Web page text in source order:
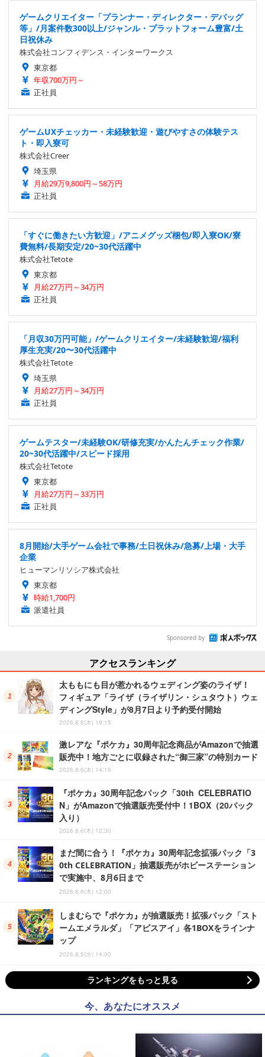
ゲームクリエイター「プランナー・ディレクター・デバッグ
等」/月案件数300以上/ジャンル・プラットフォーム豊富/土
日祝休み
株式会社コンフィデンス・インターワークス
東京都
年収700万円～
正社員
ゲームUXチェッカー・未経験歓迎・遊びやすさの体験テス
ト・即入寮可
株式会社Creer
埼玉県
月給29万9,800円～58万円
正社員
「すぐに働きたい方歓迎」/アニメグッズ梱包/即入寮OK/寮
費無料/長期安定/20~30代活躍中
株式会社Tetote
東京都
月給27万円～34万円
正社員
「月収30万円可能」/ゲームクリエイター/未経験歓迎/福利
厚生充実/20〜30代活躍中
株式会社Tetote
埼玉県
月給27万円～34万円
正社員
ゲームテスター/未経験OK/研修充実/かんたんチェック作業/
20~30代活躍中/スピード採用
株式会社Tetote
東京都
月給27万円～33万円
正社員
8月開始/大手ゲーム会社で事務/土日祝休み/急募/上場・大手
企業
ヒューマンリソシア株式会社
東京都
時給1,700円
派遣社員
Sponsored by
アクセスランキング
太ももにも目が惹かれるウェディング姿のライザ！
フィギュア「ライザ（ライザリン・シュタウト）ウェ
ディングStyle」が8月7日より予約受付開始
2026.8.6(木) 19:15
激レアな『ポケカ』30周年記念商品がAmazonで抽選
販売中！地方ごとに収録された“御三家”の特別カード
2026.8.6(木) 14:15
『ポケカ』30周年記念パック「30th CELEBRATIO
N」がAmazonで抽選販売受付中！1BOX（20パック
入り）
2026.8.6(木) 12:30
まだ間に合う！『ポケカ』30周年記念拡張パック「3
0th CELEBRATION」抽選販売がホビーステーション
で実施中、8月6日まで
2026.8.6(木) 12:00
しまむらで『ポケカ』が抽選販売！拡張パック「スト
ームエメラルダ」「アビスアイ」各1BOXをラインナ
ップ
2026.8.5(水) 14:00
ランキングをもっと見る
今、あなたにオススメ